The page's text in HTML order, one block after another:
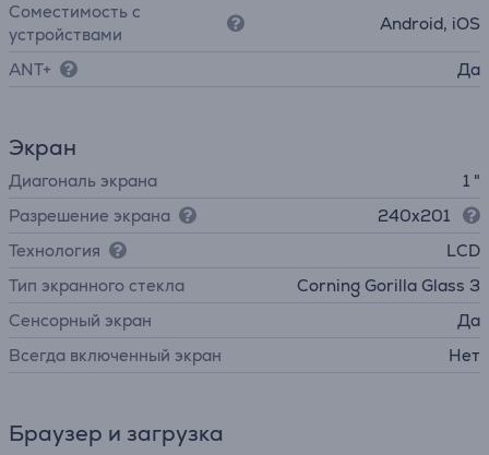
Соместимость с
устройствами
Android, iOS
ANT+ Да
Экран
Диагональ экрана
1 "
Разрешение экрана
240x201
Технология
LCD
Тип экранного стекла
Corning Gorilla Glass 3
Cенсорный экран
Да
Всегда включенный экран
Нет
Браузер и загрузка